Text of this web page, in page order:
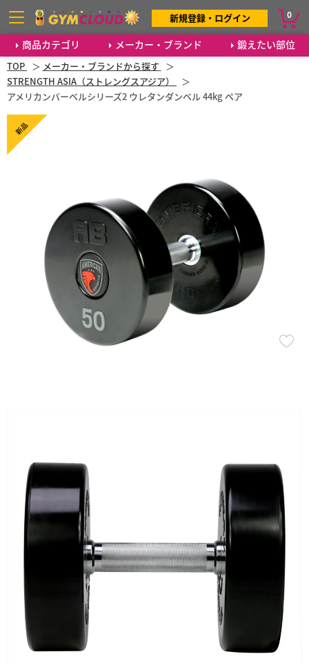
商品カテゴリ メーカー・ブランド 鍛えたい部位
新規登録・ログイン 0
TOP
メーカー・ブランドから探す
STRENGTH ASIA（ストレングスアジア）
アメリカンバーベルシリーズ2 ウレタンダンベル 44kg ペア
新品